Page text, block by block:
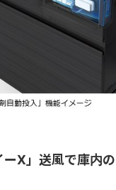
ーX」送風で庫内